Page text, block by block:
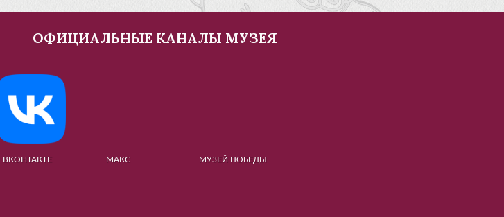
ОФИЦИАЛЬНЫЕ КАНАЛЫ МУЗЕЯ
ВКОНТАКТЕ МАКС МУЗЕЙ ПОБЕДЫ